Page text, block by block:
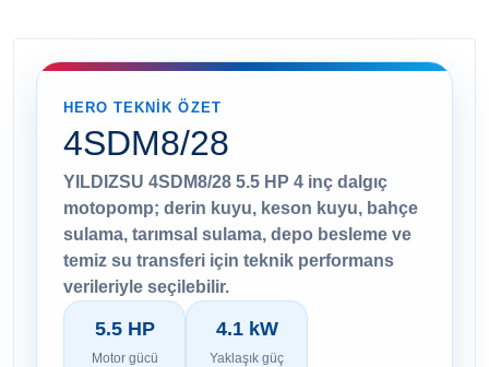
HERO TEKNIK ÖZET
4SDM8/28
YILDIZSU 4SDM8/28 5.5 HP 4 inç dalgıç
motopomp; derin kuyu, keson kuyu, bahçe
sulama, tarımsal sulama, depo besleme ve
temiz su transferi için teknik performans
verileriyle seçilebilir.
5.5 HP
Motor gücü
4.1 kW
Yaklaşık güç